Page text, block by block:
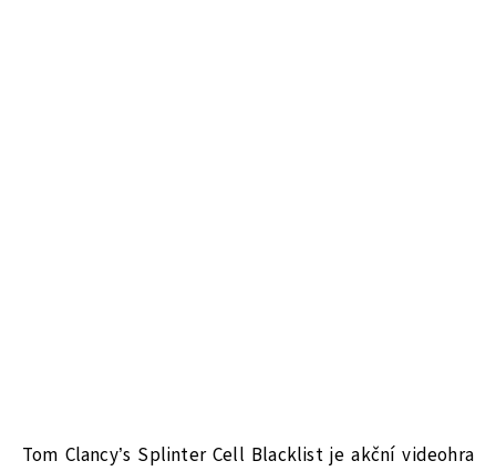
Tom Clancy’s Splinter Cell Blacklist je akční videohra